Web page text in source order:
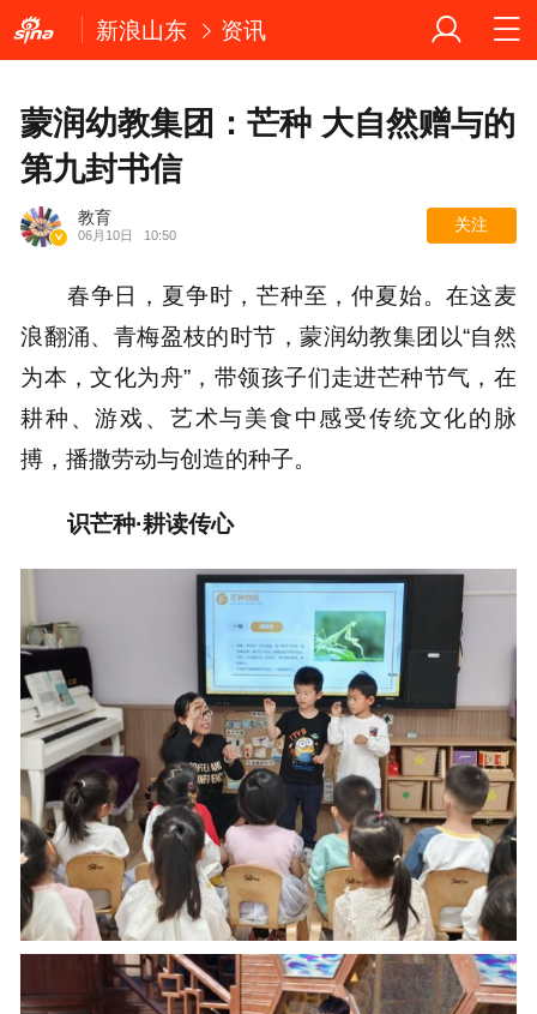
新浪山东 资讯
蒙润幼教集团：芒种 大自然赠与的
第九封书信
教育
06月10日 10:50
关注
春争日，夏争时，芒种至，仲夏始。在这麦
浪翻涌、青梅盈枝的时节，蒙润幼教集团以“自然
为本，文化为舟”，带领孩子们走进芒种节气，在
耕种、游戏、艺术与美食中感受传统文化的脉
搏，播撒劳动与创造的种子。
识芒种·耕读传心